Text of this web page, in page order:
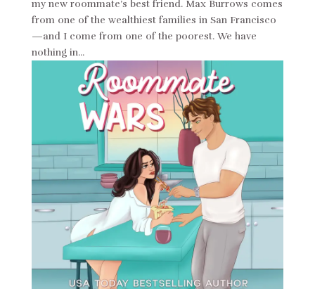
my new roommate’s best friend. Max Burrows comes
from one of the wealthiest families in San Francisco
—and I come from one of the poorest. We have
nothing in...